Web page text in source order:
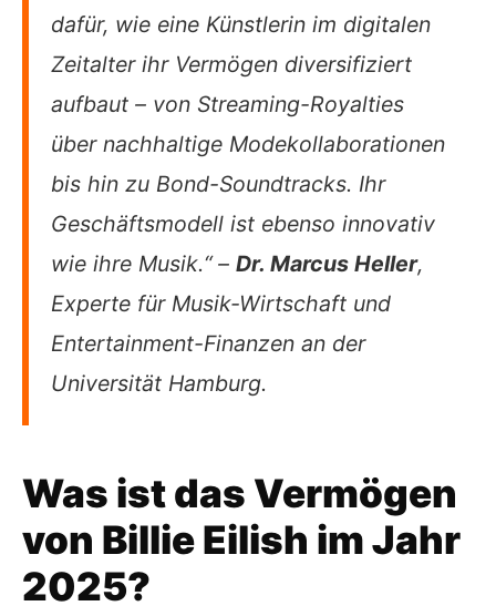
dafür, wie eine Künstlerin im digitalen
Zeitalter ihr Vermögen diversifiziert
aufbaut – von Streaming-Royalties
über nachhaltige Modekollaborationen
bis hin zu Bond-Soundtracks. Ihr
Geschäftsmodell ist ebenso innovativ
wie ihre Musik.“ – Dr. Marcus Heller,
Experte für Musik-Wirtschaft und
Entertainment-Finanzen an der
Universität Hamburg.
Was ist das Vermögen
von Billie Eilish im Jahr
2025?